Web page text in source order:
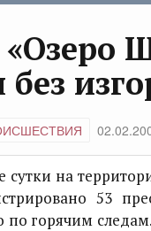
без
на
53
по горячим